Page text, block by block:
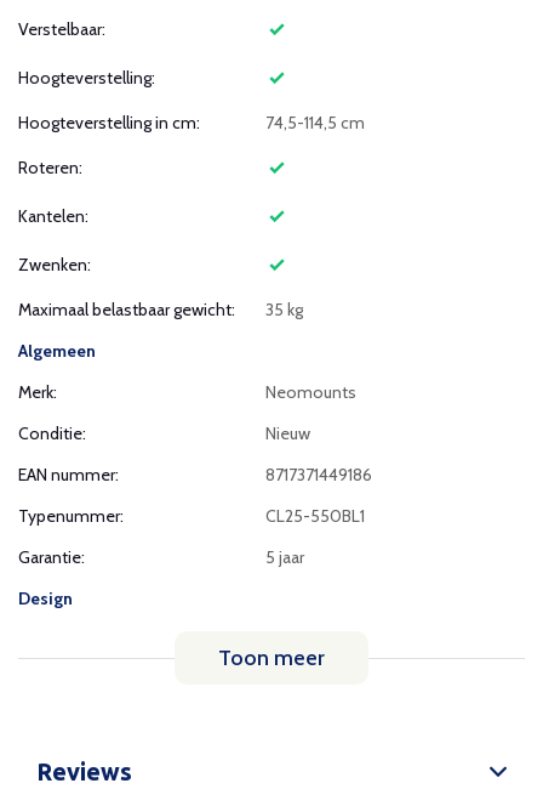
Verstelbaar:
Hoogteverstelling:
Hoogteverstelling in cm: 74,5-114,5 cm
Roteren:
Kantelen:
Zwenken:
Maximaal belastbaar gewicht:
35 kg
Algemeen
Merk:
Neomounts
Conditie:
Nieuw
EAN nummer:
8717371449186
Typenummer:
CL25-550BL1
Garantie:
5 jaar
Design
Toon meer
Reviews